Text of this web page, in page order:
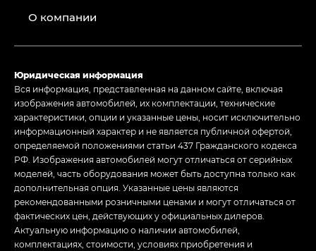
О компании
Юридическая информация
Вся информация, представленная на данном сайте, включая
изображения автомобилей, их комплектации, технические
характеристики, опции и указанные цены, носит исключительно
информационный характер и не является публичной офертой,
определяемой положениями статьи 437 Гражданского кодекса
РФ. Изображения автомобилей могут отличаться от серийных
моделей, часть оборудования может быть доступна только как
дополнительная опция. Указанные цены являются
рекомендованными розничными ценами и могут отличаться от
фактических цен, действующих у официальных дилеров.
Актуальную информацию о наличии автомобилей,
комплектациях, стоимости, условиях приобретения и